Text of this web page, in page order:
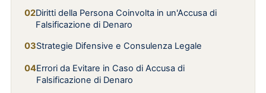
Diritti della Persona Coinvolta in un'Accusa di
Falsificazione di Denaro
Strategie Difensive e Consulenza Legale
Errori da Evitare in Caso di Accusa di
Falsificazione di Denaro